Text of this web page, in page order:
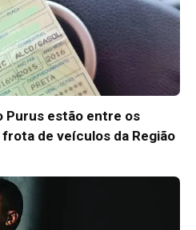
Purus estão entre os
de veículos da Região